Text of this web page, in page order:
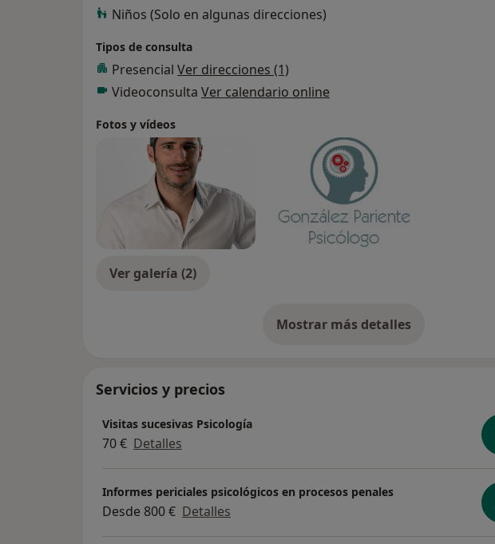
Niños (Solo en algunas direcciones)
Tipos de consulta
Presencial Ver direcciones (1)
Videoconsulta Ver calendario online
Fotos y vídeos
Ver galería (2)
Mostrar más detalles
sobre la experiencia
Servicios y precios
Visitas sucesivas Psicología
70 € Detalles
Informes periciales psicológicos en procesos penales
Desde 800 € Detalles